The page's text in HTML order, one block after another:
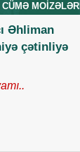
CÜMƏ MOIZƏLƏRI
Əhliman
çətinliyə